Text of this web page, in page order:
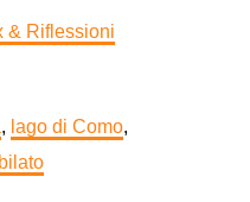
& Riflessioni
, lago di Como,